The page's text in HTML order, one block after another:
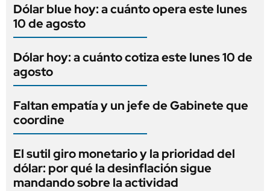
Dólar blue hoy: a cuánto opera este lunes
10 de agosto
Dólar hoy: a cuánto cotiza este lunes 10 de
agosto
Faltan empatía y un jefe de Gabinete que
coordine
El sutil giro monetario y la prioridad del
dólar: por qué la desinflación sigue
mandando sobre la actividad